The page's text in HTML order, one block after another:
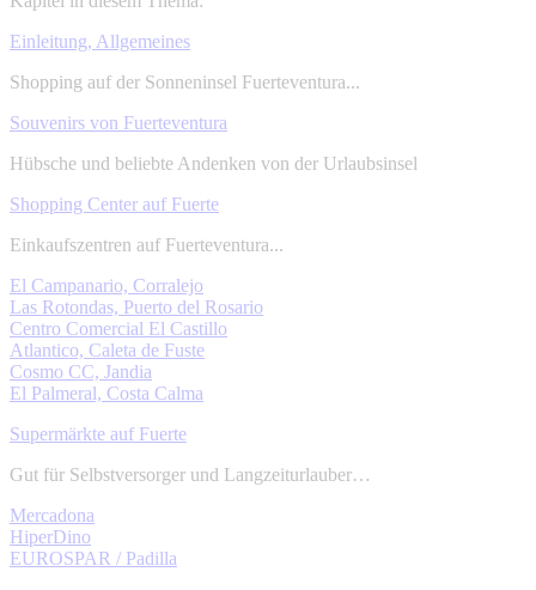
Einleitung, Allgemeines
Shopping auf der Sonneninsel Fuerteventura...
Souvenirs von Fuerteventura
Hübsche und beliebte Andenken von der Urlaubsinsel
Shopping Center auf Fuerte
Einkaufszentren auf Fuerteventura...
El Campanario, Corralejo
Las Rotondas, Puerto del Rosario
Centro Comercial El Castillo
Atlantico, Caleta de Fuste
Cosmo CC, Jandia
El Palmeral, Costa Calma
Supermärkte auf Fuerte
Gut für Selbstversorger und Langzeiturlauber…
Mercadona
HiperDino
EUROSPAR / Padilla